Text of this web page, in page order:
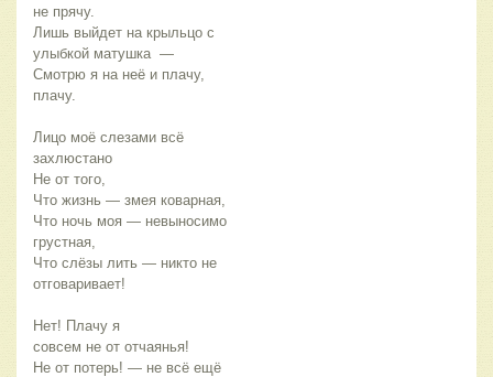
не прячу.
Лишь выйдет на крыльцо с
улыбкой матушка  —
Смотрю я на неё и плачу,
плачу.
Лицо моё слезами всё
захлюстано
Не от того,
Что жизнь — змея коварная,
Что ночь моя — невыносимо
грустная,
Что слёзы лить — никто не
отговаривает!
Нет! Плачу я
совсем не от отчаянья!
Не от потерь! — не всё ещё